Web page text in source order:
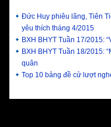
Đức Huy phiêu lãng, Tiên
yêu thích tháng 4/2015
BXH BHYT Tuần 17/2015:
BXH BHYT Tuần 18/2015:
quân
Top 10 bảng đề cử lượt